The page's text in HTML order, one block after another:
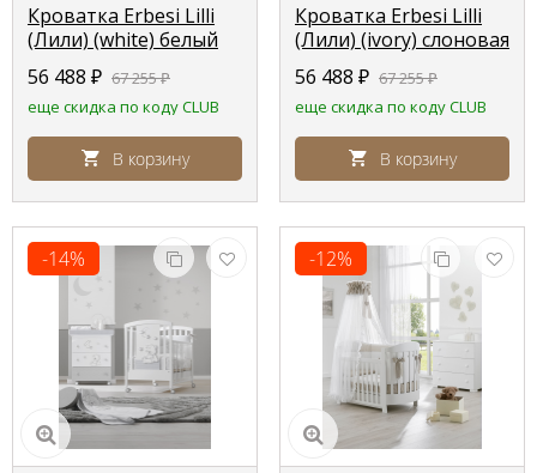
Кроватка Erbesi Lilli
(Лили) (white) белый
56 488 ₽ 67 255₽
еще скидка по коду CLUB
В корзину
Кроватка Erbesi Lilli
(Лили) (ivory) слоновая
кость
56 488 ₽ 67 255₽
еще скидка по коду CLUB
В корзину
-14% -12%